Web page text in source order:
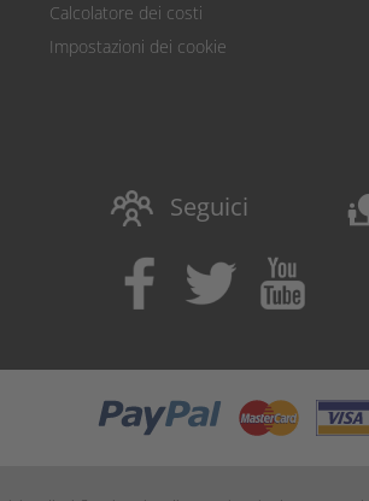
Calcolatore dei costi
Impostazioni dei cookie
Seguici